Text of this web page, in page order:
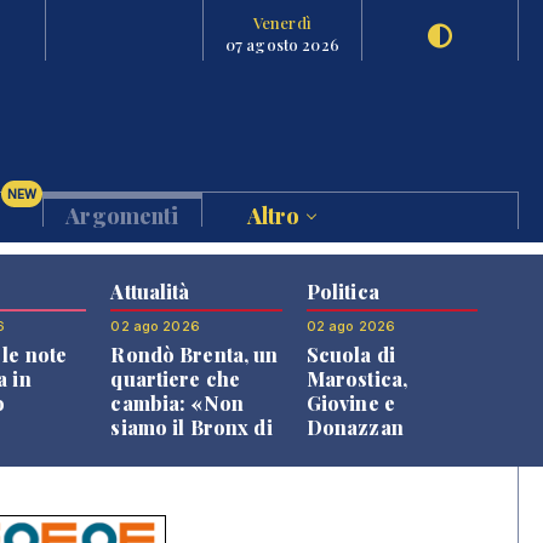
Venerdì
07 agosto 2026
NEW
Argomenti Altro
note
in
Attualità
02 ago 2026
Rondò Brenta, un
quartiere che
cambia: «Non
siamo il Bronx di
Politica
02 ago 2026
Scuola di
Marostica,
Giovine e
Donazzan